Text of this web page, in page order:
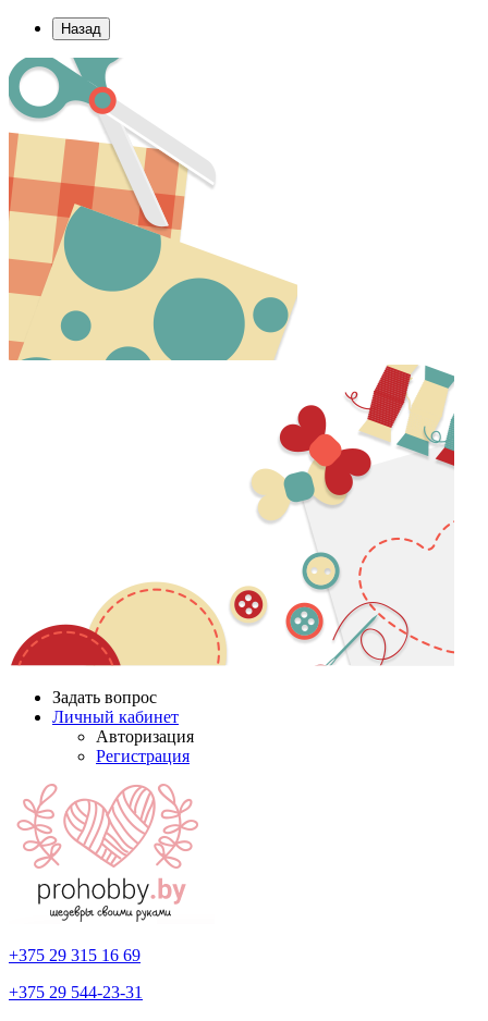
Назад
Задать вопрос
Личный кабинет
Авторизация
Регистрация
+375 29 315 16 69
+375 29 544-23-31